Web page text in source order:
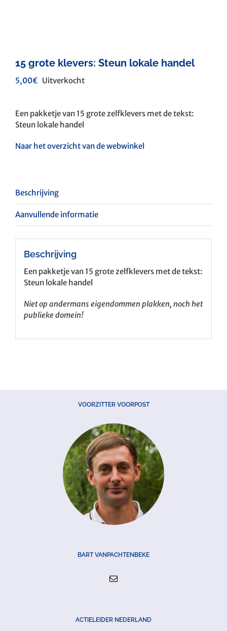
15 grote klevers: Steun lokale handel
5,00€ Uitverkocht
Een pakketje van 15 grote zelfklevers met de tekst:
Steun lokale handel
Naar het overzicht van de webwinkel
Beschrijving
Aanvullende informatie
Beschrijving
Een pakketje van 15 grote zelfklevers met de tekst:
Steun lokale handel
Niet op andermans eigendommen plakken, noch het
publieke domein!
VOORZITTER VOORPOST
BART VANPACHTENBEKE
ACTIELEIDER NEDERLAND